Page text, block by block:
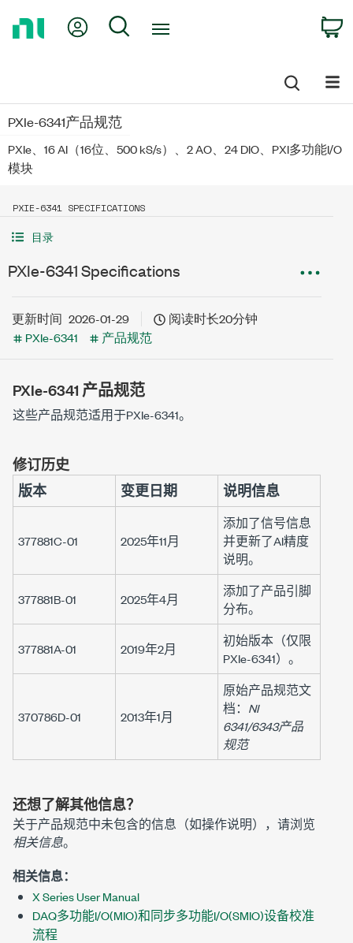
My Account
Search
PXIe-6341产品规范
PXIe、16 AI（16位、500 kS/s）、2 AO、24 DIO、PXI多功能I/O
模块
PXIE-6341 SPECIFICATIONS
目录
PXIe-6341 Specifications
更新时间 2026-01-29
阅读时长20分钟
PXIe-6341
产品规范
PXIe-6341 产品规范
这些产品规范适用于PXIe-6341。
修订历史
版本
变更日期 说明信息
377881C-01 2025年11月
添加了信号信息
并更新了AI精度
说明。
377881B-01 2025年4月
添加了产品引脚
分布。
377881A-01 2019年2月
初始版本（仅限
PXIe-6341）。
370786D-01 2013年1月
原始产品规范文
档： NI
6341/6343产品
规范
还想了解其他信息？
关于产品规范中未包含的信息（如操作说明），请浏览
相关信息。
相关信息：
X Series User Manual
DAQ多功能I/O(MIO)和同步多功能I/O(SMIO)设备校准
流程